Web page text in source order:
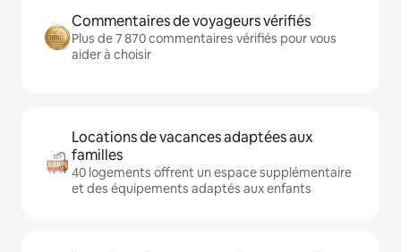
Commentaires de voyageurs vérifiés
Plus de 7 870 commentaires vérifiés pour vous
aider à choisir
Locations de vacances adaptées aux
familles
40 logements offrent un espace supplémentaire
et des équipements adaptés aux enfants